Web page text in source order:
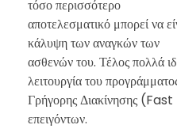
τόσο περισσότερο
αποτελεσματικό μπορεί να
κάλυψη των αναγκών των
ασθενών του. Τέλος πολλά
λειτουργία του
Γρήγορης Διακίνησης
επειγόντων.